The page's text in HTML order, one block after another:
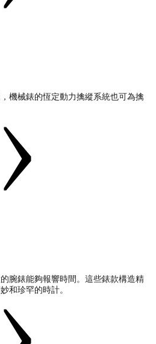
機械錶的恆定動力擒縱系統也可為擒
腕錶能夠報響時間。這些錶款構造精
和珍罕的時計。